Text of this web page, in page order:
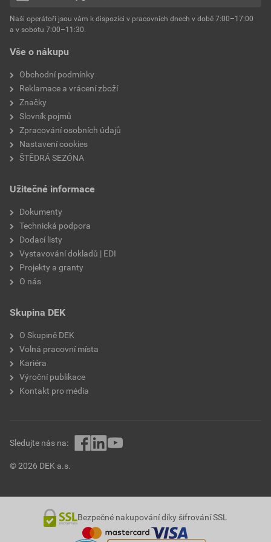
Environmentální prohlášení výrobku
Stáhnout
Velikost
hmotnost 25 kg
typ výrobku
faktor difuzního odporu
Vše o nákupu
Obchodní podmínky
Reklamace a vrácení zboží
Značky
Slovník pojmů
Zpracování osobních údajů
Nastavení cookies
ŠTĚDRÁ SEZÓNA
Užitečné informace
Dokumenty
Technická podpora
Dodací listy
Vystavování dokladů | EDI
Projekty a granty
O nás
Skupina DEK
O Skupině DEK
Volná pracovní místa
Kariéra
Výroční publikace
Kontakt pro média
Naši operátoři jsou vám k dispozici v pracovních dnech v době 7:00–17:00
a v sobotu 7:00–11:30.
© 2026 DEK a.s.
Sledujte nás na:
Bezpečné nakupování díky šifrování SSL